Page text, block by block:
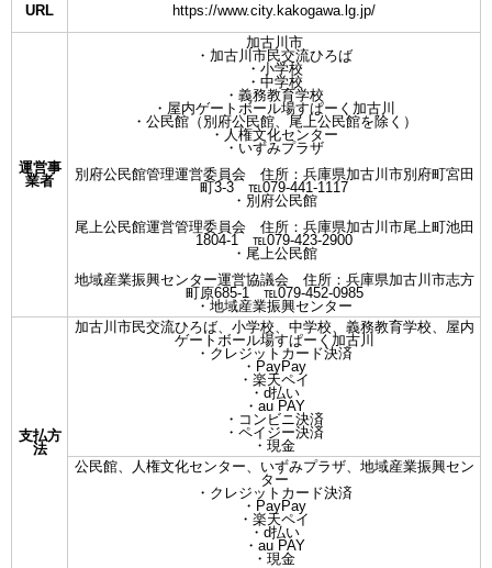
URL https://www.city.kakogawa.lg.jp/
運営事
業者
加古川市
・加古川市民交流ひろば
・小学校
・中学校
・義務教育学校
・屋内ゲートボール場すぱーく加古川
・公民館（別府公民館、尾上公民館を除く）
・人権文化センター
・いずみプラザ
別府公民館管理運営委員会 住所：兵庫県加古川市別府町宮田
町3-3 ℡079-441-1117
・別府公民館
尾上公民館運営管理委員会 住所：兵庫県加古川市尾上町池田
1804-1 ℡079-423-2900
・尾上公民館
地域産業振興センター運営協議会 住所：兵庫県加古川市志方
町原685-1 ℡079-452-0985
・地域産業振興センター
支払方
法
加古川市民交流ひろば、小学校、中学校、義務教育学校、屋内
ゲートボール場すぱーく加古川
・クレジットカード決済
・PayPay
・楽天ペイ
・d払い
・au PAY
・コンビニ決済
・ペイジー決済
・現金
公民館、人権文化センター、いずみプラザ、地域産業振興セン
ター
・クレジットカード決済
・PayPay
・楽天ペイ
・d払い
・au PAY
・現金